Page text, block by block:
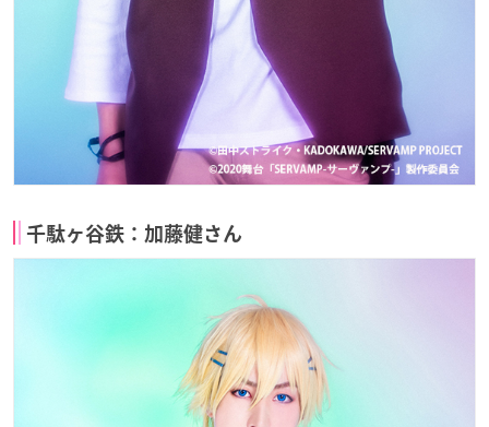
千駄ヶ谷鉄：加藤健さん